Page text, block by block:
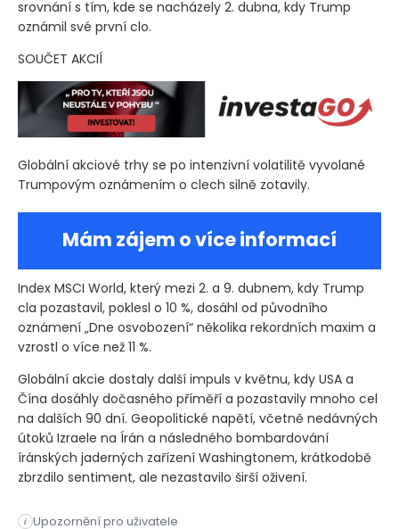
srovnání s tím, kde se nacházely 2. dubna, kdy Trump
oznámil své první clo.
SOUČET AKCIÍ
Globální akciové trhy se po intenzivní volatilitě vyvolané
Trumpovým oznámením o clech silně zotavily.
Mám zájem o více informací
Index MSCI World, který mezi 2. a 9. dubnem, kdy Trump
cla pozastavil, poklesl o 10 %, dosáhl od původního
oznámení „Dne osvobození“ několika rekordních maxim a
vzrostl o více než 11 %.
Globální akcie dostaly další impuls v květnu, kdy USA a
Čína dosáhly dočasného příměří a pozastavily mnoho cel
na dalších 90 dní. Geopolitické napětí, včetně nedávných
útoků Izraele na Írán a následného bombardování
íránských jaderných zařízení Washingtonem, krátkodobě
zbrzdilo sentiment, ale nezastavilo širší oživení.
i Upozornění pro uživatele